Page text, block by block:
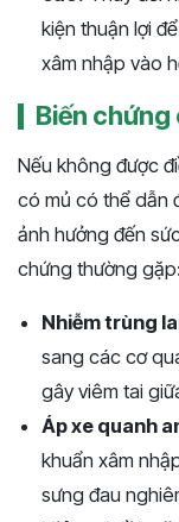
kiện thuận lợi
xâm nhập vào
Biến chứng
Nếu không được
có mủ có thể dẫn
ảnh hưởng đến
chứng thường gặp:
Nhiễm trùng
sang các cơ
gây viêm tai
Áp xe quanh
khuẩn xâm
sưng đau